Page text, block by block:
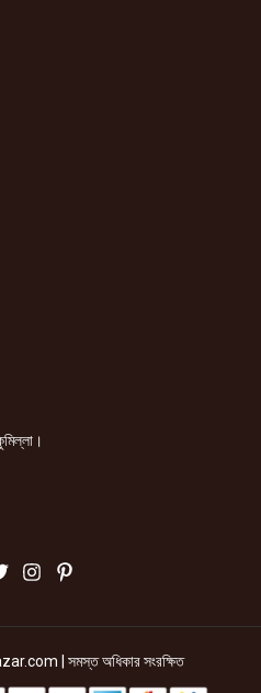
| সমস্ত অধিকার সংরক্ষিত